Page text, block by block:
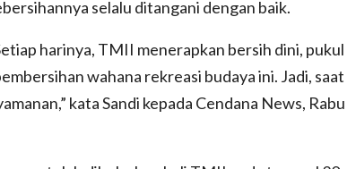
selalu ditangani dengan baik.
harinya, TMII menerapkan bersih dini, pukul
wahana rekreasi budaya ini. Jadi, saat
kata Sandi kepada Cendana News, Rabu